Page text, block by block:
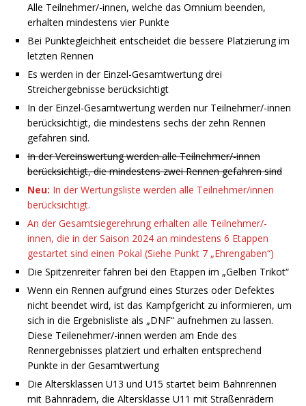
Alle Teilnehmer/-innen, welche das Omnium beenden,
erhalten mindestens vier Punkte
Bei Punktegleichheit entscheidet die bessere Platzierung im
letzten Rennen
Es werden in der Einzel-Gesamtwertung drei
Streichergebnisse berücksichtigt
In der Einzel-Gesamtwertung werden nur Teilnehmer/-innen
berücksichtigt, die mindestens sechs der zehn Rennen
gefahren sind.
In der Vereinswertung werden alle Teilnehmer/-innen
berücksichtigt, die mindestens zwei Rennen gefahren sind
Neu: In der Wertungsliste werden alle Teilnehmer/innen
berücksichtigt.
An der Gesamtsiegerehrung erhalten alle Teilnehmer/-
innen, die in der Saison 2024 an mindestens 6 Etappen
gestartet sind einen Pokal (Siehe Punkt 7 „Ehrengaben“)
Die Spitzenreiter fahren bei den Etappen im „Gelben Trikot“
Wenn ein Rennen aufgrund eines Sturzes oder Defektes
nicht beendet wird, ist das Kampfgericht zu informieren, um
sich in die Ergebnisliste als „DNF“ aufnehmen zu lassen.
Diese Teilenehmer/-innen werden am Ende des
Rennergebnisses platziert und erhalten entsprechend
Punkte in der Gesamtwertung
Die Altersklassen U13 und U15 startet beim Bahnrennen
mit Bahnrädern, die Altersklasse U11 mit Straßenrädern